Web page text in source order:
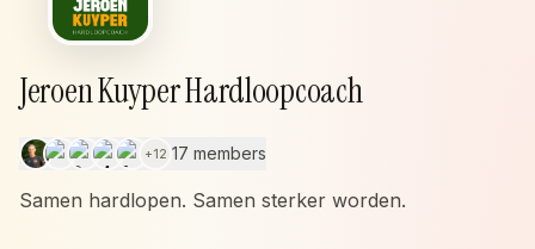
Jeroen Kuyper Hardloopcoach
+12 17 members
Samen hardlopen. Samen sterker worden.